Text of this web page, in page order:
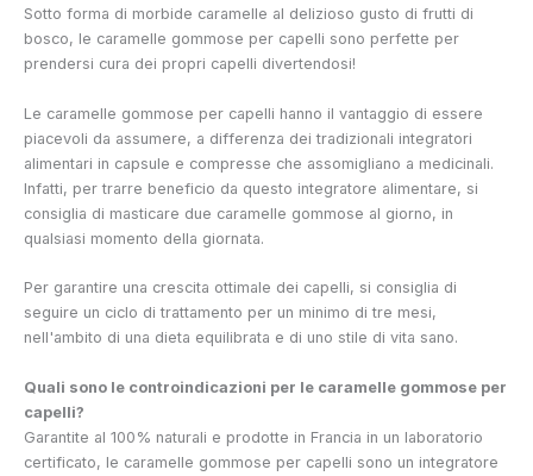
Sotto forma di morbide caramelle al delizioso gusto di frutti di
bosco, le caramelle gommose per capelli sono perfette per
prendersi cura dei propri capelli divertendosi!
Le caramelle gommose per capelli hanno il vantaggio di essere
piacevoli da assumere, a differenza dei tradizionali integratori
alimentari in capsule e compresse che assomigliano a medicinali.
Infatti, per trarre beneficio da questo integratore alimentare, si
consiglia di masticare due caramelle gommose al giorno, in
qualsiasi momento della giornata.
Per garantire una crescita ottimale dei capelli, si consiglia di
seguire un ciclo di trattamento per un minimo di tre mesi,
nell'ambito di una dieta equilibrata e di uno stile di vita sano.
Quali sono le controindicazioni per le caramelle gommose per
capelli?
Garantite al 100% naturali e prodotte in Francia in un laboratorio
certificato, le caramelle gommose per capelli sono un integratore